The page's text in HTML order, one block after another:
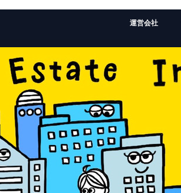
運営会社